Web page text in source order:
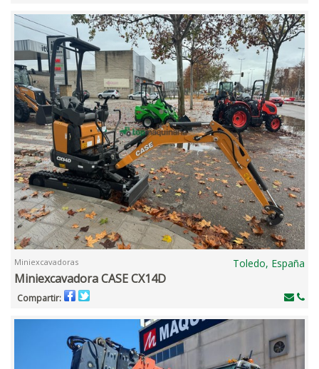
Miniexcavadoras Toledo, España
Miniexcavadora CASE CX14D
Compartir: